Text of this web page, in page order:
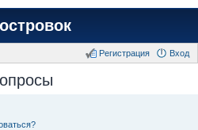
Вход
Регистрация